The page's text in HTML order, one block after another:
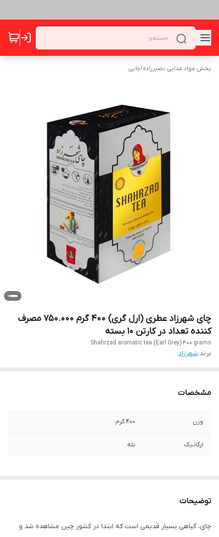
پخش مواد غذایی نصیرزاده/چایی
چای شهرزاد عطری (ارل گری) 400 گرم 750.000 مصرف
کننده تعداد در کارتن 10 بسته
Shahrzad aromatic tea (Earl Grey) 400 grams
برند:شهرزاد
مشخصات
وزن 400 گرم
ارگانیک بله
توضیحات
چای، گیاهی بسیار قدیمی است که ابتدا در کشور چین مشاهده شد و